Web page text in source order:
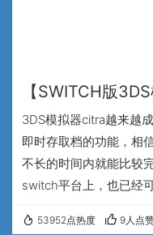
【SWITCH版
3DS模拟器citra越来越
即时存取档的功能，相
不长的时间内就能比较
switch平台上，也已经
模拟器通过citra的核心
53952点热度 9人点